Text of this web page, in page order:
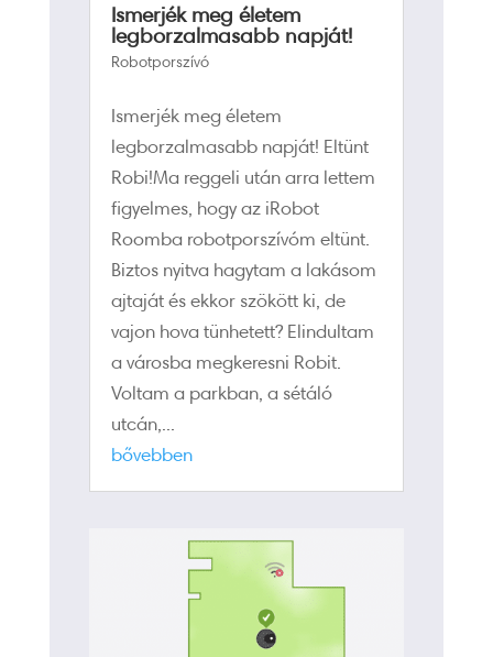
Ismerjék meg életem
legborzalmasabb napját!
Robotporszívó
Ismerjék meg életem
legborzalmasabb napját! Eltünt
Robi!Ma reggeli után arra lettem
figyelmes, hogy az iRobot
Roomba robotporszívóm eltünt.
Biztos nyitva hagytam a lakásom
ajtaját és ekkor szökött ki, de
vajon hova tünhetett? Elindultam
a városba megkeresni Robit.
Voltam a parkban, a sétáló
utcán,...
bővebben